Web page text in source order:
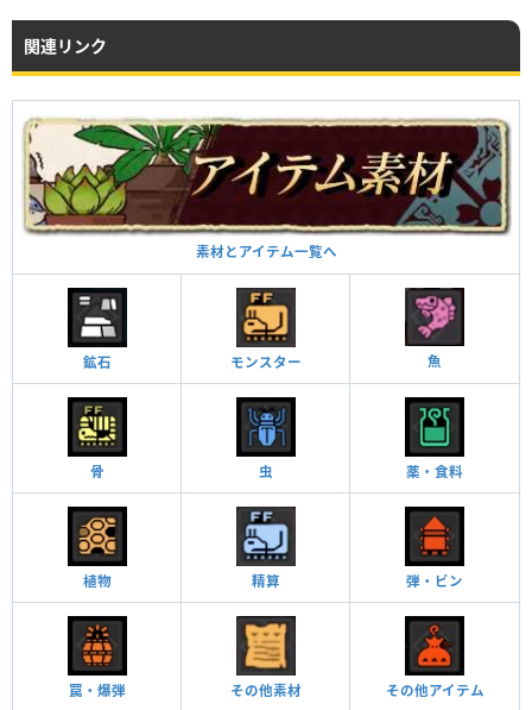
関連リンク
素材とアイテム一覧へ
鉱石 モンスター 魚
骨 虫 薬・食料
植物 精算 弾・ビン
罠・爆弾 その他素材 その他アイテム